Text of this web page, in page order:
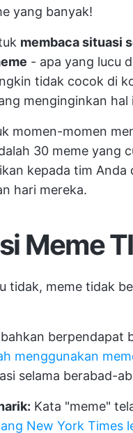
yang banyak!
membaca situasi
- apa yang lucu
tidak cocok di
menginginkan hal
momen-momen
30 meme yang
kepada tim Anda
hari mereka.
Meme TI
tidak, meme tidak
berpendapat
menggunakan
selama berabad-
Kata "meme"
New York Times